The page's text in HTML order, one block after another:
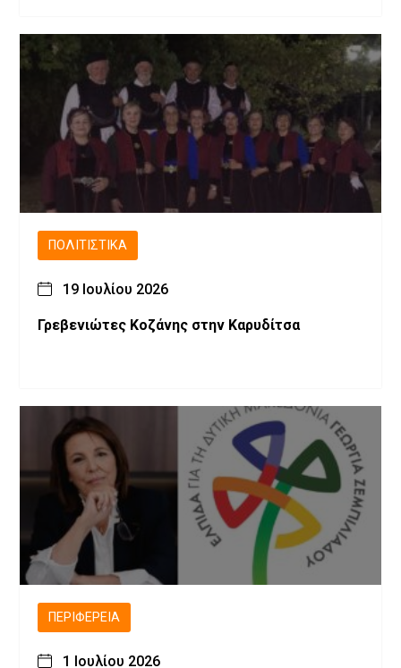
ΠΟΛΙΤΙΣΤΙΚΆ
19 Ιουλίου 2026
Γρεβενιώτες Κοζάνης στην Καρυδίτσα
ΠΕΡΙΦΈΡΕΙΑ
1 Ιουλίου 2026